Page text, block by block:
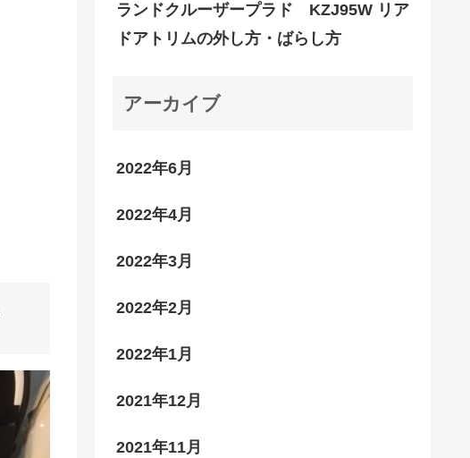
ランドクルーザープラド KZJ95W リア
ドアトリムの外し方・ばらし方
アーカイブ
2022年6月
2022年4月
2022年3月
2022年2月
2022年1月
2021年12月
2021年11月